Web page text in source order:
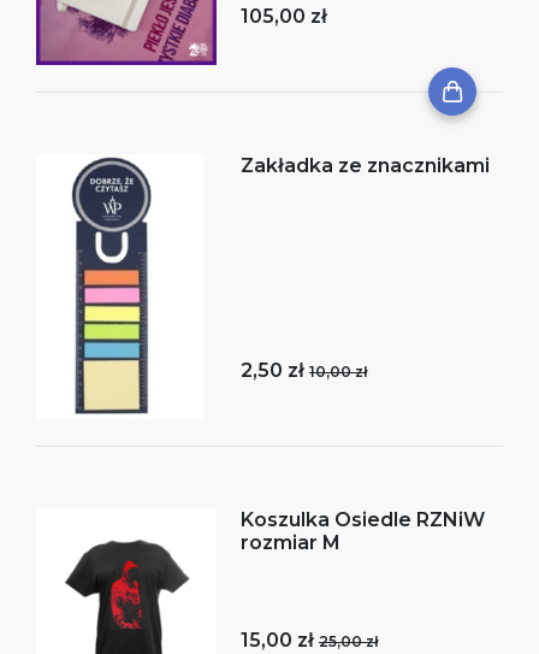
105,00 zł
Zakładka ze znacznikami
2,50 zł 10,00 zł
Koszulka Osiedle RZNiW
rozmiar M
15,00 zł 25,00 zł